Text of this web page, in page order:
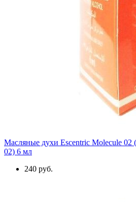
Масляные духи Escentric Molecule 02
02) 6 мл
240 руб.